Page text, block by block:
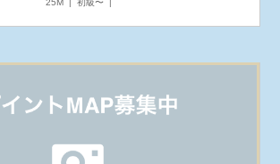
25M | 初級〜 |